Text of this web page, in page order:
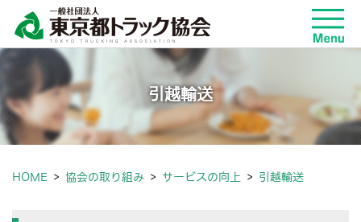
引越輸送
HOME 協会の取り組み サービスの向上 引越輸送